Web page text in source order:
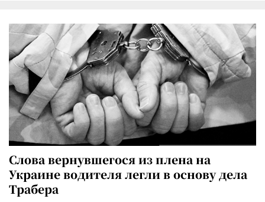
Слова вернувшегося из плена на
Украине водителя легли в основу дела
Трабера